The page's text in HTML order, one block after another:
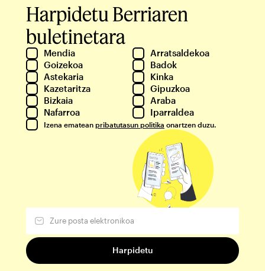
Harpidetu Berriaren
buletinetara
Mendia
Arratsaldekoa
Goizekoa
Badok
Astekaria
Kinka
Kazetaritza
Gipuzkoa
Bizkaia
Araba
Nafarroa
Iparraldea
Izena ematean pribatutasun politika onartzen duzu.